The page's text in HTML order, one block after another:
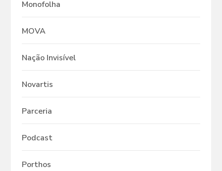
Monofolha
MOVA
Nação Invisível
Novartis
Parceria
Podcast
Porthos